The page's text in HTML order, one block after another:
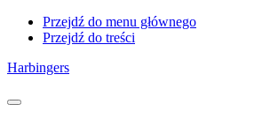
Przejdź do menu głównego
Przejdź do treści
Harbingers
Menu